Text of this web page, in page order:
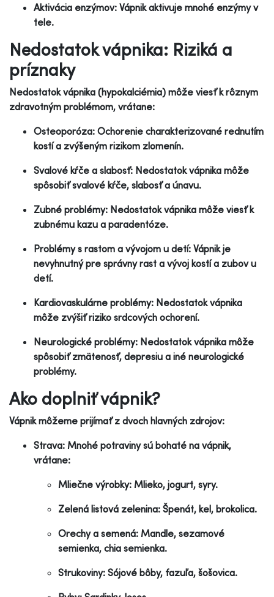
Aktivácia enzýmov: Vápnik aktivuje mnohé enzýmy v
tele.
Nedostatok vápnika: Riziká a
príznaky
Nedostatok vápnika (hypokalciémia) môže viesť k rôznym
zdravotným problémom, vrátane:
Osteoporóza: Ochorenie charakterizované rednutím
kostí a zvýšeným rizikom zlomenín.
Svalové kŕče a slabosť: Nedostatok vápnika môže
spôsobiť svalové kŕče, slabosť a únavu.
Zubné problémy: Nedostatok vápnika môže viesť k
zubnému kazu a paradentóze.
Problémy s rastom a vývojom u detí: Vápnik je
nevyhnutný pre správny rast a vývoj kostí a zubov u
detí.
Kardiovaskulárne problémy: Nedostatok vápnika
môže zvýšiť riziko srdcových ochorení.
Neurologické problémy: Nedostatok vápnika môže
spôsobiť zmätenosť, depresiu a iné neurologické
problémy.
Ako doplniť vápnik?
Vápnik môžeme prijímať z dvoch hlavných zdrojov:
Strava: Mnohé potraviny sú bohaté na vápnik,
vrátane:
Mliečne výrobky: Mlieko, jogurt, syry.
Zelená listová zelenina: Špenát, kel, brokolica.
Orechy a semená: Mandle, sezamové
semienka, chia semienka.
Strukoviny: Sójové bôby, fazuľa, šošovica.